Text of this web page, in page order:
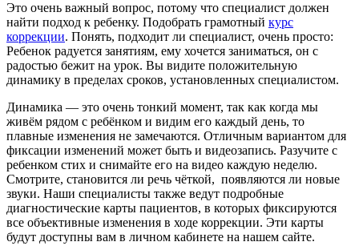
Это очень важный вопрос, потому что специалист должен
найти подход к ребенку. Подобрать грамотный курс
коррекции. Понять, подходит ли специалист, очень просто:
Ребенок радуется занятиям, ему хочется заниматься, он с
радостью бежит на урок. Вы видите положительную
динамику в пределах сроков, установленных специалистом.
Динамика — это очень тонкий момент, так как когда мы
живём рядом с ребёнком и видим его каждый день, то
плавные изменения не замечаются. Отличным вариантом для
фиксации изменений может быть и видеозапись. Разучите с
ребенком стих и снимайте его на видео каждую неделю.
Смотрите, становится ли речь чёткой, появляются ли новые
звуки. Наши специалисты также ведут подробные
диагностические карты пациентов, в которых фиксируются
все объективные изменения в ходе коррекции. Эти карты
будут доступны вам в личном кабинете на нашем сайте.